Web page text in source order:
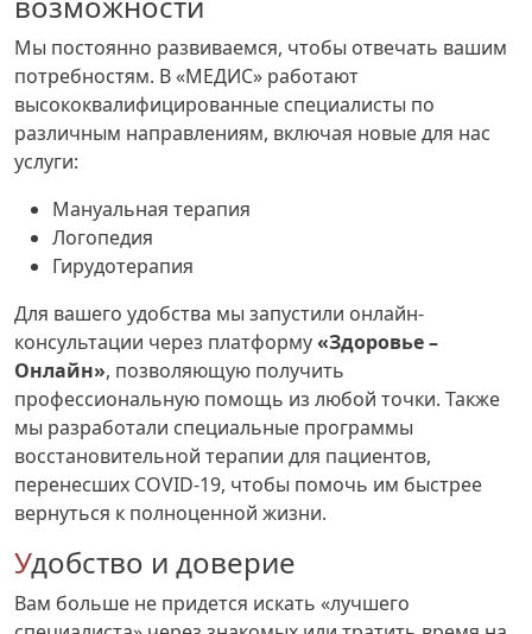
Мы постоянно развиваемся, чтобы отвечать вашим
потребностям. В «МЕДИС» работают
высококвалифицированные специалисты по
различным направлениям, включая новые для нас
услуги:
Мануальная терапия
Логопедия
Гирудотерапия
Для вашего удобства мы запустили онлайн-
консультации через платформу«Здоровье –
Онлайн», позволяющую получить
профессиональную помощь из любой точки. Также
мы разработали специальные программы
восстановительной терапии для пациентов,
перенесших COVID-19, чтобы помочь им быстрее
вернуться к полноценной жизни.
Удобство и доверие
Вам больше не придется искать «лучшего